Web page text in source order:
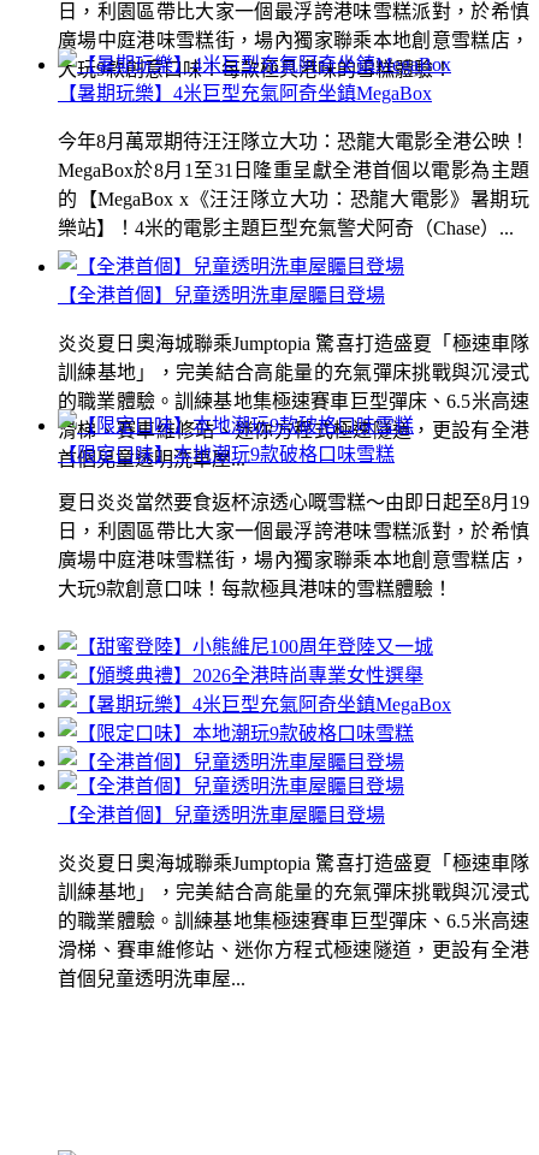
日，利園區帶比大家一個最浮誇港味雪糕派對，於希慎
廣場中庭港味雪糕街，場內獨家聯乘本地創意雪糕店，
大玩9款創意口味！每款極具港味的雪糕體驗！
【全港首個】兒童透明洗車屋矚目登場
炎炎夏日奧海城聯乘Jumptopia 驚喜打造盛夏「極速車隊
訓練基地」，完美結合高能量的充氣彈床挑戰與沉浸式
的職業體驗。訓練基地集極速賽車巨型彈床、6.5米高速
滑梯、賽車維修站、迷你方程式極速隧道，更設有全港
首個兒童透明洗車屋...
【暑期玩樂】4米巨型充氣阿奇坐鎮MegaBox
今年8月萬眾期待汪汪隊立大功：恐龍大電影全港公映！
MegaBox於8月1至31日隆重呈獻全港首個以電影為主題
的【MegaBox x《汪汪隊立大功：恐龍大電影》暑期玩
樂站】！4米的電影主題巨型充氣警犬阿奇（Chase）...
【限定口味】本地潮玩9款破格口味雪糕
夏日炎炎當然要食返杯涼透心嘅雪糕～由即日起至8月19
日，利園區帶比大家一個最浮誇港味雪糕派對，於希慎
廣場中庭港味雪糕街，場內獨家聯乘本地創意雪糕店，
大玩9款創意口味！每款極具港味的雪糕體驗！
【全港首個】兒童透明洗車屋矚目登場
炎炎夏日奧海城聯乘Jumptopia 驚喜打造盛夏「極速車隊
訓練基地」，完美結合高能量的充氣彈床挑戰與沉浸式
的職業體驗。訓練基地集極速賽車巨型彈床、6.5米高速
滑梯、賽車維修站、迷你方程式極速隧道，更設有全港
首個兒童透明洗車屋...